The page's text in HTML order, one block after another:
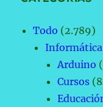
Todo (2.789)
Informática
Arduino
Cursos